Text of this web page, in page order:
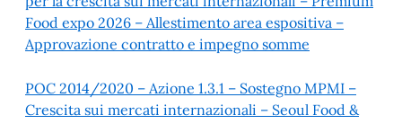
Food expo 2026 – Allestimento area espositiva –
Approvazione contratto e impegno somme
POC 2014/2020 – Azione 1.3.1 – Sostegno MPMI –
Crescita sui mercati internazionali – Seoul Food &